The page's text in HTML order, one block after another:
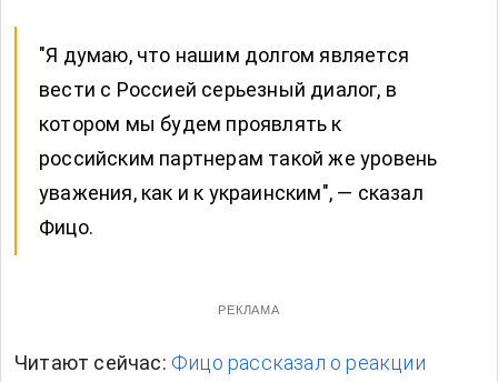
"Я думаю, что нашим долгом является
вести с Россией серьезный диалог, в
котором мы будем проявлять к
российским партнерам такой же уровень
уважения, как и к украинским", — сказал
Фицо.
РЕКЛАМА
Читают сейчас: Фицо рассказал о реакции